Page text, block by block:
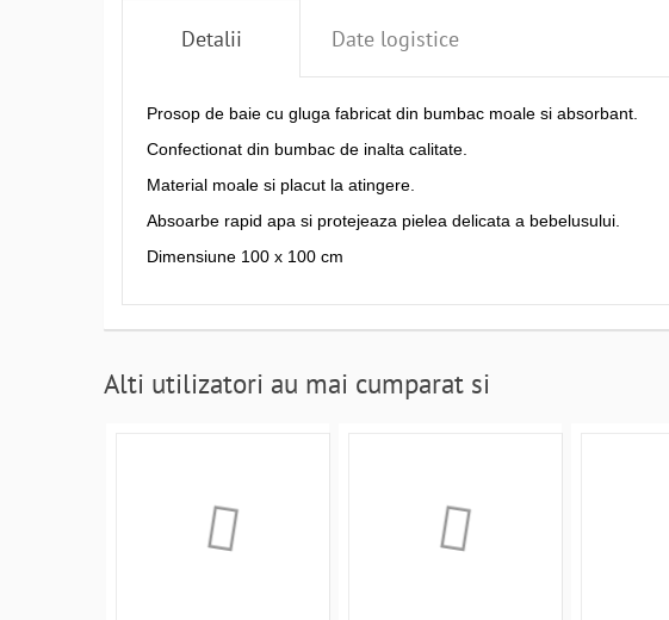
Detalii Date logistice
Prosop de baie cu gluga fabricat din bumbac moale si absorbant.
Confectionat din bumbac de inalta calitate.
Material moale si placut la atingere.
Absoarbe rapid apa si protejeaza pielea delicata a bebelusului.
Dimensiune 100 x 100 cm
Alti utilizatori au mai cumparat si